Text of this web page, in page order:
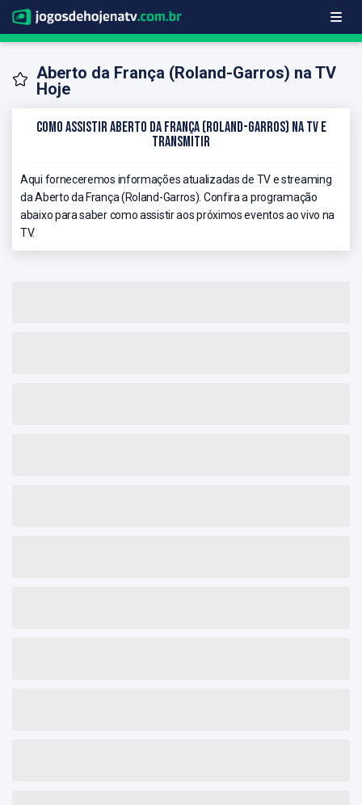
Aberto da França (Roland-Garros) na TV
Hoje
Como Assistir Aberto da França (Roland-Garros) na TV e
Transmitir
Aqui forneceremos informações atualizadas de TV e streaming
da Aberto da França (Roland-Garros). Confira a programação
abaixo para saber como assistir aos próximos eventos ao vivo na
TV.